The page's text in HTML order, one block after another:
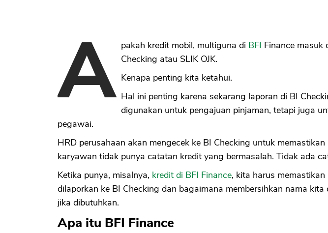
A pakah kredit mobil, multiguna di BFI Finance masuk
Checking atau SLIK OJK.
Kenapa penting kita ketahui.
Hal ini penting karena sekarang laporan di BI
digunakan untuk pengajuan pinjaman, tetapi juga
pegawai.
HRD perusahaan akan mengecek ke BI Checking untuk
karyawan tidak punya catatan kredit yang bermasalah. Tidak ada
Ketika punya, misalnya, kredit di BFI Finance, kita harus
dilaporkan ke BI Checking dan bagaimana membersihkan nama kita
jika dibutuhkan.
Apa itu BFI Finance